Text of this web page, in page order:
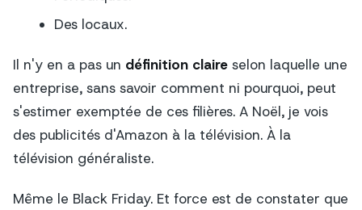
Des locaux.
Il n'y en a pas un définition claire selon laquelle une
entreprise, sans savoir comment ni pourquoi, peut
s'estimer exemptée de ces filières. A Noël, je vois
des publicités d'Amazon à la télévision. À la
télévision généraliste.
Même le Black Friday. Et force est de constater que